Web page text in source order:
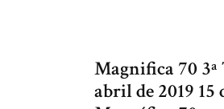
Magnifica 70
abril de 2019